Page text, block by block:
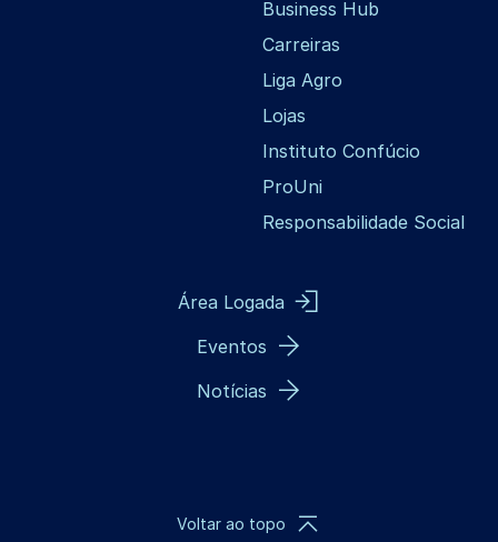
Business Hub
Carreiras
Liga Agro
Lojas
Instituto Confúcio
ProUni
Responsabilidade Social
Área Logada
Eventos
Notícias
Voltar ao topo